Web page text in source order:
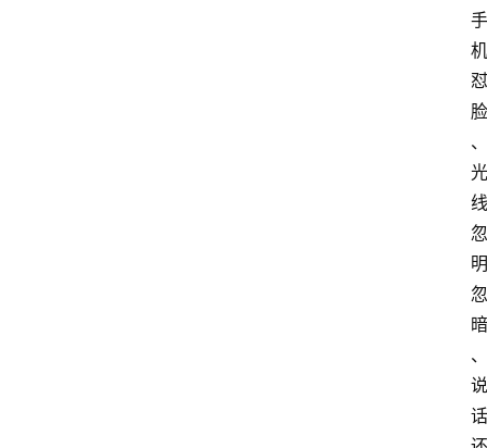
手
机
怼
脸
、
光
线
忽
明
忽
暗
、
说
话